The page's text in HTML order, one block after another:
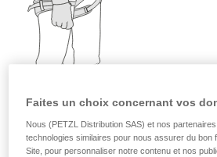
Faites un choix concernant vos
Nous (PETZL Distribution SAS) et nos
technologies similaires pour nous assurer du bon
Site, pour personnaliser notre contenu et nos